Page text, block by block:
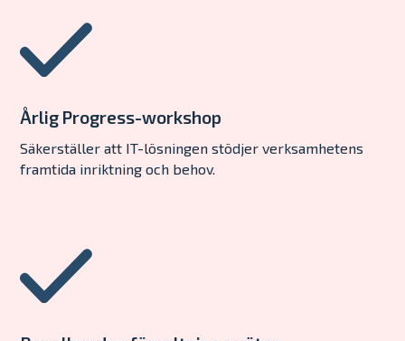
Årlig Progress-workshop
Säkerställer att IT-lösningen stödjer verksamhetens
framtida inriktning och behov.